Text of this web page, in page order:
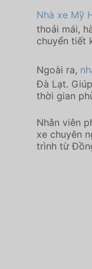
Nhà xe Mỹ
thoải mái,
chuyển tiết
Ngoài ra,
Đà Lạt.
thời gian
Nhân viên
xe chuyên
trình từ